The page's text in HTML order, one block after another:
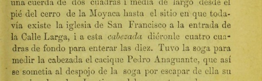
En la Estación de Valparaíso
El banquete de inauguración i el
motín de Oyarce
Viña del Mar
Bosquejo histórico
El Salto